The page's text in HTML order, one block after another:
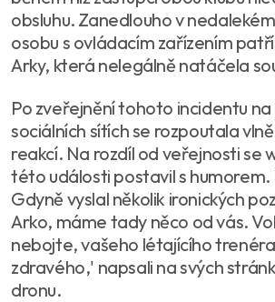
obsluhu. Zanedlouho v
osobu s ovládacím zařízením
Arky, která nelegálně natáčela
Po zveřejnění tohoto incidentu na
sociálních sítích se rozpoutala
reakcí. Na rozdíl od veřejnosti se
této události postavil s humorem.
Gdyně vyslal několik ironických
Arko, máme tady něco od vás.
nebojte, vašeho létajícího
zdravého,' napsali na svých
dronu.